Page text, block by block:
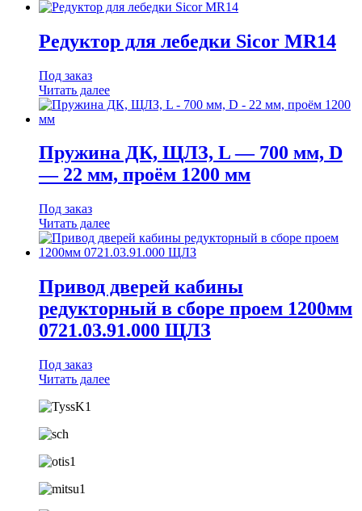
Редуктор для лебедки Sicor MR14
Под заказ
Читать далее
Пружина ДК, ЩЛЗ, L — 700 мм, D
— 22 мм, проём 1200 мм
Под заказ
Читать далее
Привод дверей кабины
редукторный в сборе проем 1200мм
0721.03.91.000 ЩЛЗ
Под заказ
Читать далее